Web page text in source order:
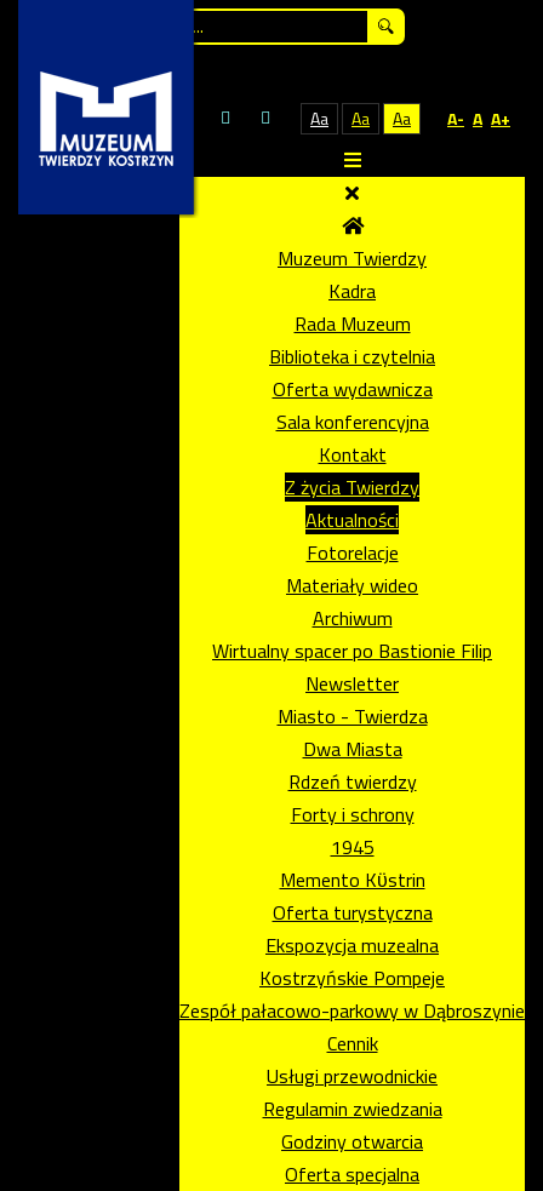
Aa Aa Aa A- A A+
Muzeum Twierdzy
Kadra
Rada Muzeum
Biblioteka i czytelnia
Oferta wydawnicza
Sala konferencyjna
Kontakt
Z życia Twierdzy
Aktualności
Fotorelacje
Materiały wideo
Archiwum
Wirtualny spacer po Bastionie Filip
Newsletter
Miasto - Twierdza
Dwa Miasta
Rdzeń twierdzy
Forty i schrony
1945
Memento Kϋstrin
Oferta turystyczna
Ekspozycja muzealna
Kostrzyńskie Pompeje
Zespół pałacowo-parkowy w Dąbroszynie
Cennik
Usługi przewodnickie
Regulamin zwiedzania
Godziny otwarcia
Oferta specjalna